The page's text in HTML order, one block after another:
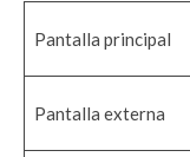
Pantalla principal
Pantalla externa